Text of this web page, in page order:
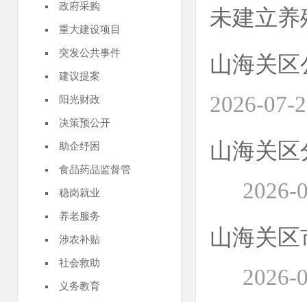
政府采购
重大建设项目
突发公共事件
建议提案
阳光财政
决策预公开
助企纾困
食品药品监督管
稳岗就业
养老服务
涉农补贴
社会救助
义务教育
未建立
山海关
2026-07-
山海关区
2026-
山海关
2026-